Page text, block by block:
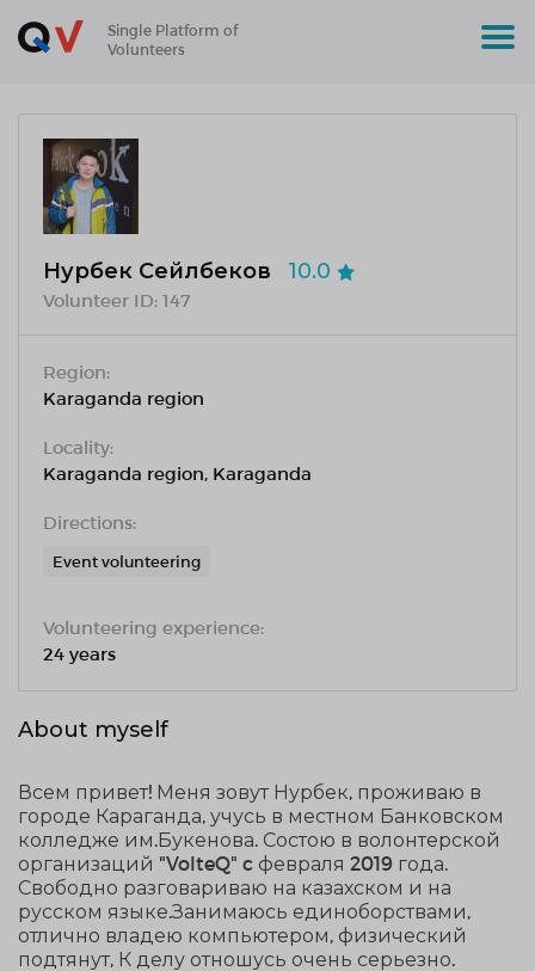
Single Platform of
Volunteers
Нурбек Сейлбеков 10.0
Volunteer ID: 147
Region:
Karaganda region
Locality:
Karaganda region, Karaganda
Directions:
Event volunteering
Volunteering experience:
24 years
About myself
Всем привет! Меня зовут Нурбек, проживаю в
городе Караганда, учусь в местном Банковском
колледже им.Букенова. Состою в волонтерской
организаций "VolteQ" c февраля 2019 года.
Свободно разговариваю на казахском и на
русском языке.Занимаюсь единоборствами,
отлично владею компьютером, физический
подтянут, К делу отношусь очень серьезно.